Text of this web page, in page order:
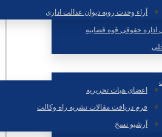
آراء وحدت رویه دیوان عدالت اداری
حقوقی قوه قضاییه
اعضای هیات تحریریه
فرم دریافت مقالات نشریه راه وکالت
آرشیو نسخ